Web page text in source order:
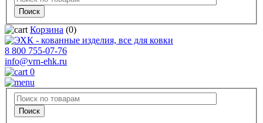
Корзина (0)
8 800 755-07-76
info@vrn-ehk.ru
0